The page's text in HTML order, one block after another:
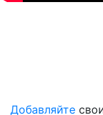
Добавляйте